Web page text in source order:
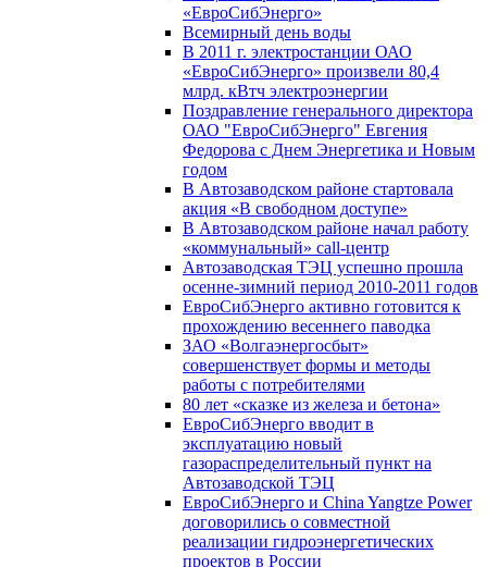
«ЕвроСибЭнерго»
Всемирный день воды
В 2011 г. электростанции ОАО
«ЕвроСибЭнерго» произвели 80,4
млрд. кВтч электроэнергии
Поздравление генерального директора
ОАО "ЕвроСибЭнерго" Евгения
Федорова с Днем Энергетика и Новым
годом
В Автозаводском районе стартовала
акция «В свободном доступе»
В Автозаводском районе начал работу
«коммунальный» call-центр
Автозаводская ТЭЦ успешно прошла
осенне-зимний период 2010-2011 годов
ЕвроСибЭнерго активно готовится к
прохождению весеннего паводка
ЗАО «Волгаэнергосбыт»
совершенствует формы и методы
работы с потребителями
80 лет «сказке из железа и бетона»
ЕвроСибЭнерго вводит в
эксплуатацию новый
газораспределительный пункт на
Автозаводской ТЭЦ
ЕвроСибЭнерго и China Yangtze Power
договорились о совместной
реализации гидроэнергетических
проектов в России